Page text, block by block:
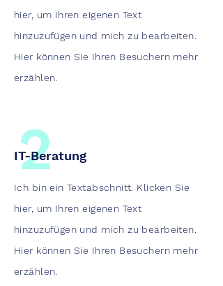
hier, um Ihren eigenen Text
hinzuzufügen und mich zu bearbeiten.
Hier können Sie Ihren Besuchern mehr
erzählen.
Ich bin ein Textabschnitt. Klicken Sie
hier, um Ihren eigenen Text
hinzuzufügen und mich zu bearbeiten.
Hier können Sie Ihren Besuchern mehr
erzählen.
2
IT-Beratung